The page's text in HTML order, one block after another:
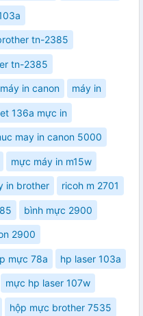
tn-2385
tn-2385
máy in canon máy in
136a mực in
may in canon 5000
mực máy in m15w
in brother ricoh m 2701
bình mực 2900
2900
mực 78a hp laser 103a
mực hp laser 107w
hộp mực brother 7535